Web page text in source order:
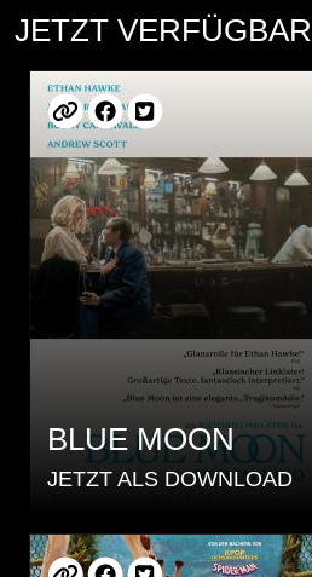
JETZT VERFÜGBAR
BLUE MOON
JETZT ALS DOWNLOAD